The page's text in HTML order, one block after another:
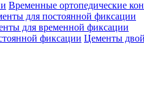
Временные ортопедические
для постоянной фиксации
для временной фиксации
Цементы